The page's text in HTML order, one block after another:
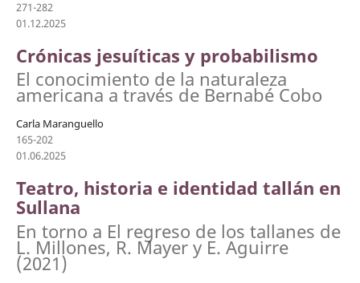
271-282
01.12.2025
Crónicas jesuíticas y probabilismo
El conocimiento de la naturaleza
americana a través de Bernabé Cobo
Carla Maranguello
165-202
01.06.2025
Teatro, historia e identidad tallán en
Sullana
En torno a El regreso de los tallanes de
L. Millones, R. Mayer y E. Aguirre
(2021)